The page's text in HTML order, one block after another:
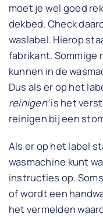
moet je wel goed
dekbed. Check
waslabel. Hierop
fabrikant. Sommige
kunnen in de
Dus als er op het
reinigen’is het
reinigen bij een
Als er op het label
wasmachine kunt
instructies op.
of wordt een
het vermelden